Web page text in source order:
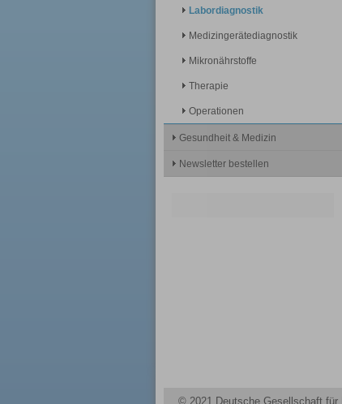
Labordiagnostik
Medizingerätediagnostik
Mikronährstoffe
Therapie
Operationen
Gesundheit & Medizin
Newsletter bestellen
© 2021 Deutsche Gesellschaft für